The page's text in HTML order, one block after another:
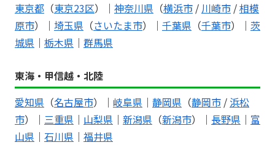
東京都 （東京23区）｜ 神奈川県 （横浜市 / 川崎市 /相模
原市）｜ 埼玉県 （さいたま市）｜ 千葉県 （千葉市）｜ 茨
城県 ｜ 栃木県 ｜ 群馬県
東海・甲信越・北陸
愛知県 （名古屋市）｜ 岐阜県 ｜ 静岡県 （静岡市 / 浜松
市）｜ 三重県 ｜ 山梨県 ｜ 新潟県 （新潟市）｜ 長野県 ｜ 富
山県 ｜ 石川県 ｜ 福井県